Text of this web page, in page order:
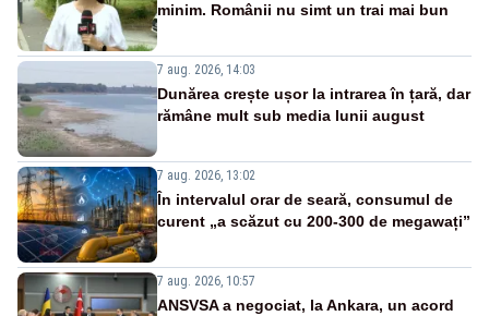
minim. Românii nu simt un trai mai bun
7 aug. 2026, 14:03
Dunărea crește ușor la intrarea în țară, dar
rămâne mult sub media lunii august
7 aug. 2026, 13:02
În intervalul orar de seară, consumul de
curent „a scăzut cu 200-300 de megawați”
7 aug. 2026, 10:57
ANSVSA a negociat, la Ankara, un acord